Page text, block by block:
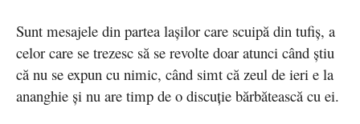
Sunt mesajele din partea lașilor care scuipă din tufiș, a
celor care se trezesc să se revolte doar atunci când știu
că nu se expun cu nimic, când simt că zeul de ieri e la
ananghie și nu are timp de o discuție bărbătească cu ei.